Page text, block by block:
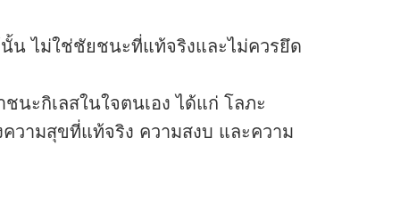
น ไม่ใช่ชัยชนะที่แท้จริงและไม่ควรยึด
นะกิเลสในใจตนเอง ได้แก่ โลภะ
วามสุขที่แท้จริง ความสงบ และความ